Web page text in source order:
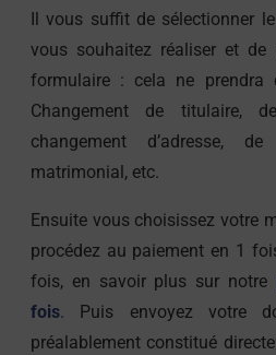
Il vous suffit de sélectionner
vous souhaitez réaliser et
formulaire : cela ne prendra
Changement de titulaire,
changement d’adresse,
matrimonial, etc.
Ensuite vous choisissez votre
procédez au paiement en 1
fois, en savoir plus sur notre
fois. Puis envoyez votre
préalablement constitué